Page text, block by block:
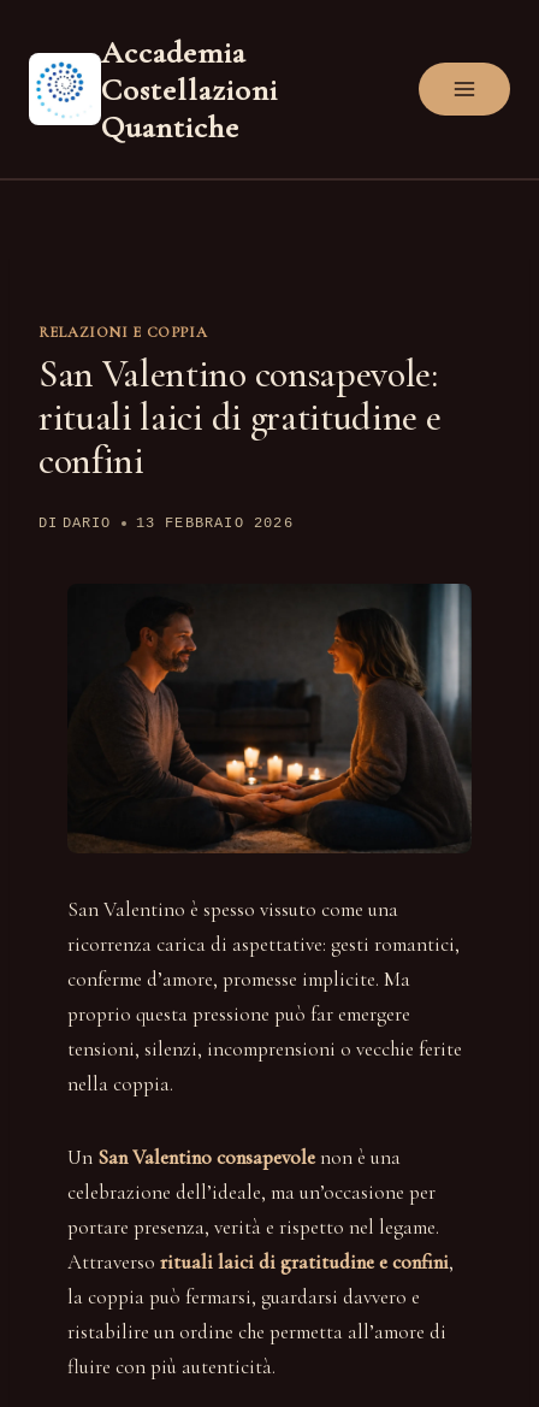
contenuto
Accademia
Costellazioni
Quantiche
RELAZIONI E COPPIA
San Valentino consapevole:
rituali laici di gratitudine e
confini
DI DARIO 13 FEBBRAIO 2026
San Valentino è spesso vissuto come una
ricorrenza carica di aspettative: gesti romantici,
conferme d’amore, promesse implicite. Ma
proprio questa pressione può far emergere
tensioni, silenzi, incomprensioni o vecchie ferite
nella coppia.
Un San Valentino consapevolenon è una
celebrazione dell’ideale, ma un’occasione per
portare presenza, verità e rispetto nel legame.
Attraverso rituali laici di gratitudine e confini,
la coppia può fermarsi, guardarsi davvero e
ristabilire un ordine che permetta all’amore di
fluire con più autenticità.